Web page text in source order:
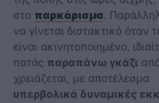
στο παρκάρισμα.
να γίνεται διστακτικό όταν
είναι ακινητοποιημένο,
πατάς παραπάνω γκάζι
χρειάζεται, με αποτέλεσμα
υπερβολικά δυναμικές